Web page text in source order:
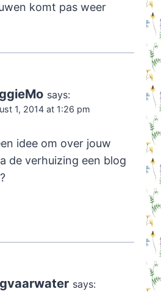
komt pas weer
says:
1, 2014 at 1:26 pm
idee om over jouw
de verhuizing een blog
says: